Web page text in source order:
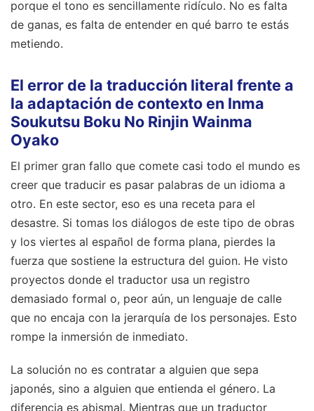
porque el tono es sencillamente ridículo. No es falta
de ganas, es falta de entender en qué barro te estás
metiendo.
El error de la traducción literal frente a
la adaptación de contexto en Inma
Soukutsu Boku No Rinjin Wainma
Oyako
El primer gran fallo que comete casi todo el mundo es
creer que traducir es pasar palabras de un idioma a
otro. En este sector, eso es una receta para el
desastre. Si tomas los diálogos de este tipo de obras
y los viertes al español de forma plana, pierdes la
fuerza que sostiene la estructura del guion. He visto
proyectos donde el traductor usa un registro
demasiado formal o, peor aún, un lenguaje de calle
que no encaja con la jerarquía de los personajes. Esto
rompe la inmersión de inmediato.
La solución no es contratar a alguien que sepa
japonés, sino a alguien que entienda el género. La
diferencia es abismal. Mientras que un traductor